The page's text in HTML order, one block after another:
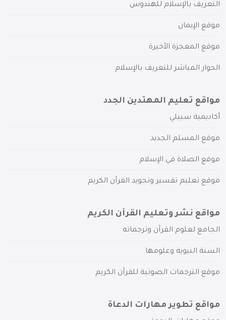
التعريف بالإسلام للهندوس
موقع الإيمان
موقع المعجزة الأخيرة
الحوار المباشر للتعريف بالإسلام
مواقع تعليم المهتدين الجدد
أكاديمية سبيلي
موقع المسلم الجديد
موقع الصلاة في الإسلام
موقع تعليم تفسير وتجويد القرآن الكريم
مواقع نشر وتعليم القرآن الكريم
الجامع لعلوم القرآن وترجماته
السنة النبوية وعلومها
موقع الترجمات الصوتية للقرآن الكريم
مواقع تطوير مهارات الدعاة